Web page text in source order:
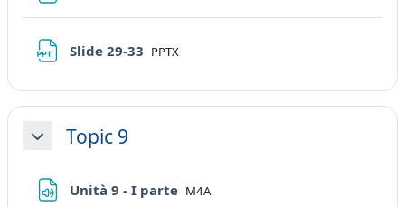
Slide 29-33 File
PPTX
MinimizzaTopic 9
Unità 9 - I parte File
M4A